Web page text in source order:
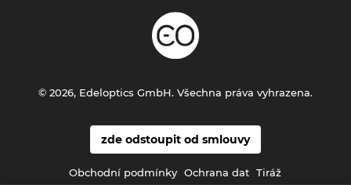
zde odstoupit od smlouvy
Obchodní podmínky Ochrana dat Tiráž
© 2026, Edeloptics GmbH. Všechna práva vyhrazena.